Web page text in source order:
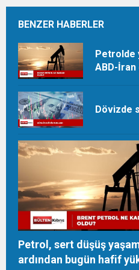
BENZER HABERLER
Petrolde
ABD-
Dövizde
Petrol, sert düşüş
ardından bugün hafif